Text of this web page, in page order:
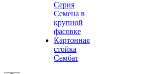
Серия
Семена в
крупной
фасовке
Картонная
стойка
Сембат